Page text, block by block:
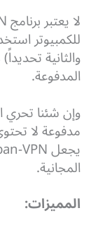
للكمبيوتر
المدفوعة.
وإن شئنا تحري
مدفوعة لا
المجانية.
المميزات: